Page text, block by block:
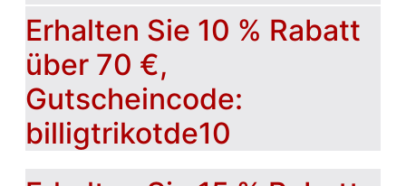
Erhalten Sie 10 % Rabatt
über 70 €,
Gutscheincode:
billigtrikotde10